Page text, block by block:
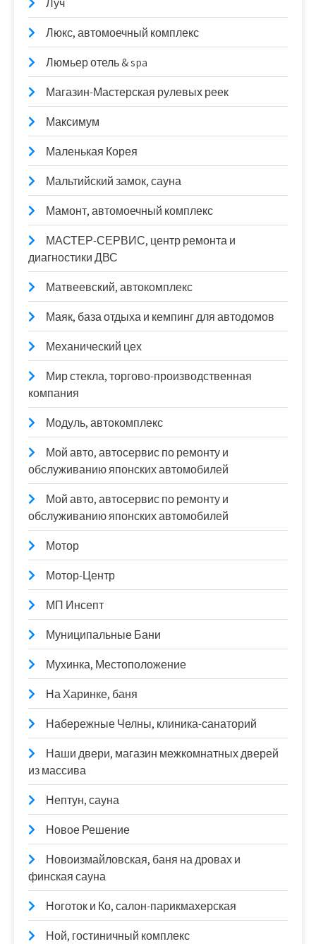
Люкс, автомоечный комплекс
Люмьер отель & spa
Магазин-Мастерская рулевых реек
Максимум
Маленькая Корея
Мальтийский замок, сауна
Мамонт, автомоечный комплекс
МАСТЕР-СЕРВИС, центр ремонта и
диагностики ДВС
Матвеевский, автокомплекс
Маяк, база отдыха и кемпинг для автодомов
Механический цех
Мир стекла, торгово-производственная
компания
Модуль, автокомплекс
Мой авто, автосервис по ремонту и
обслуживанию японских автомобилей
Мой авто, автосервис по ремонту и
обслуживанию японских автомобилей
Мотор
Мотор-Центр
МП Инсепт
Муниципальные Бани
Мухинка, Местоположение
На Харинке, баня
Набережные Челны, клиника-санаторий
Наши двери, магазин межкомнатных дверей
из массива
Нептун, сауна
Новое Решение
Новоизмайловская, баня на дровах и
финская сауна
Ноготок и Ко, салон-парикмахерская
Ной, гостиничный комплекс